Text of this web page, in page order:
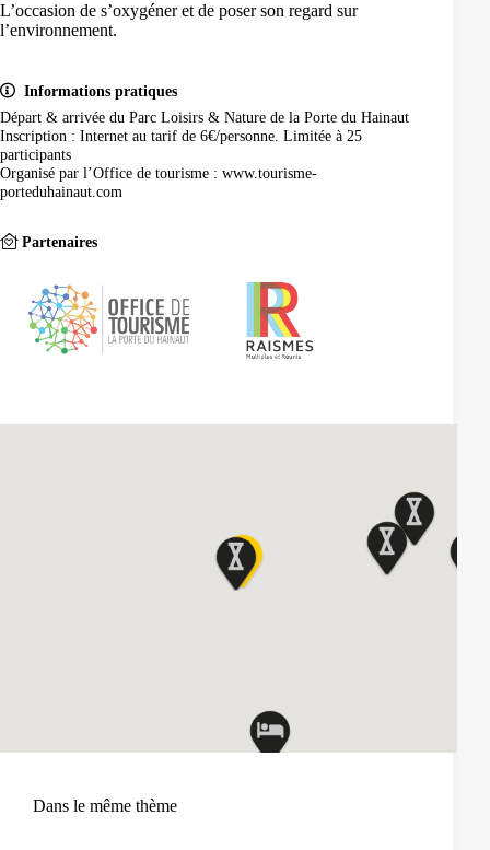
L’occasion de s’oxygéner et de poser son regard sur
l’environnement.
Informations pratiques
Départ & arrivée du Parc Loisirs & Nature de la Porte du Hainaut
Inscription : Internet au tarif de 6€/personne. Limitée à 25
participants
Organisé par l’Office de tourisme : www.tourisme-
porteduhainaut.com
Partenaires
Dans le même thème